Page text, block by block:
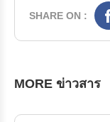
SHARE ON :
MORE ข่าวสาร